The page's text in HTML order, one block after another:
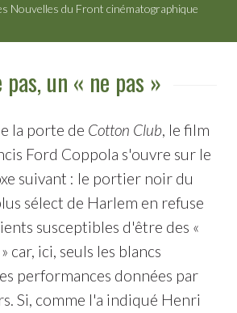
Nouvelles du Front cinématographique
un « ne pas »
la porte de Cotton Club, le film
Ford Coppola s'ouvre sur le
suivant : le portier noir du
sélect de Harlem en refuse
susceptibles d'être des «
car, ici, seuls les blancs
performances données par
Si, comme l'a indiqué Henri